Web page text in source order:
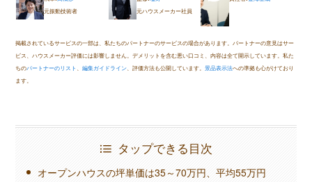
元振動技術者
元ハウスメーカー社員
掲載されているサービスの一部は、私たちのパートナーのサービスの場合があります。パートナーの意見はサー
ビス、ハウスメーカー評価には影響しません。デメリットを含む悪い口コミ、内容は全て開示しています。私た
ちのパートナーのリスト 、編集ガイドライン 、評価方法も公開しています。景品表示法への準拠も心がけており
ます。
タップできる目次
オープンハウスの坪単価は35～70万円、平均55万円